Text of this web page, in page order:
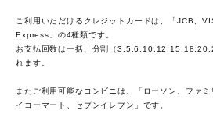
ご利用いただけるクレジットカードは、「JCB、
Express」の4種類です。
お支払回数は一括、分割（
れます。
またご利用可能なコンビニは、「ローソン、ファ
イコーマート、セブンイレブン」です。